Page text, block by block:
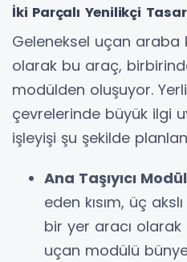
İki Parçalı Yenilikçi
Geleneksel uçan araba
olarak bu araç,
modülden oluşuyor.
çevrelerinde büyük ilgi
işleyişi şu şekilde
Ana Taşıyıcı
eden kısım, üç
bir yer aracı olarak
uçan modülü